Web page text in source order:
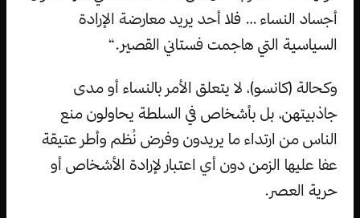
أجساد النساء … فلا أحد يريد معارضة الإرادة
السياسية التي هاجمت فستاني القصير.“
وكحالة (كانسو)، لا يتعلق الأمر بالنساء أو مدى
جاذبيتهن، بل بأشخاص في السلطة يحاولون منع
الناس من ارتداء ما يريدون وفرض نُظم وأطر عتيقة
عفا عليها الزمن دون أي اعتبار لإرادة الأشخاص أو
حرية العصر.